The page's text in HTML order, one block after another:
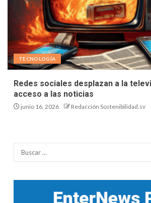
TECNOLOGÍA
Redes sociales desplazan a la
acceso a las noticias
junio 16, 2026 Redacción Sostenibilidad.sv